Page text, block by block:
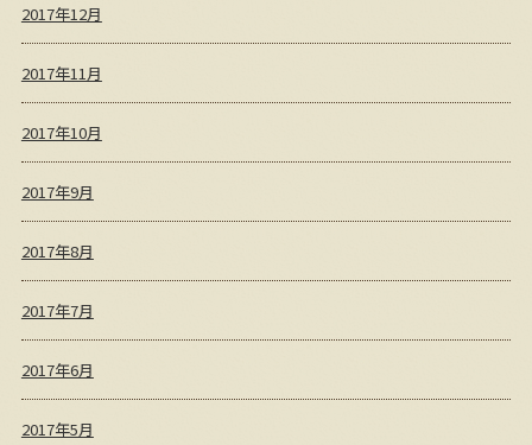
2017年12月
2017年11月
2017年10月
2017年9月
2017年8月
2017年7月
2017年6月
2017年5月